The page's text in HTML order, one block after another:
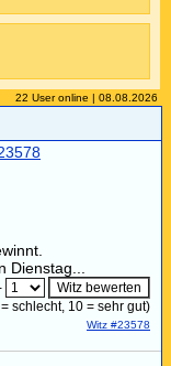
22 User online | 08.08.2026
= schlecht, 10 = sehr gut)
Witz #23578